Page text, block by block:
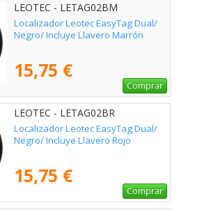
LEOTEC - LETAG02BM
Localizador Leotec EasyTag Dual/
Negro/ Incluye Llavero Marrón
15,75 €
Comprar
LEOTEC - LETAG02BR
Localizador Leotec EasyTag Dual/
Negro/ Incluye Llavero Rojo
15,75 €
Comprar